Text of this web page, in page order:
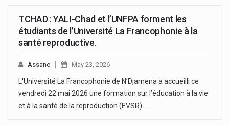
TCHAD : YALI-Chad et l’UNFPA forment les
étudiants de l’Université La Francophonie à la
santé reproductive.
Assane May 23, 2026
L'Université La Francophonie de N’Djamena a accueilli ce
vendredi 22 mai 2026 une formation sur l’éducation à la vie
et à la santé de la reproduction (EVSR).…